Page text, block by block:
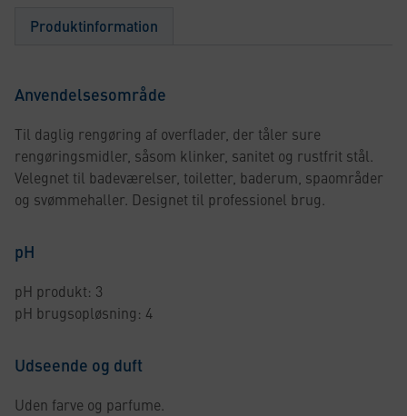
Produktinformation
Anvendelsesområde
Til daglig rengøring af overflader, der tåler sure
rengøringsmidler, såsom klinker, sanitet og rustfrit stål.
Velegnet til badeværelser, toiletter, baderum, spaområder
og svømmehaller. Designet til professionel brug.
pH
pH produkt: 3
pH brugsopløsning: 4
Udseende og duft
Uden farve og parfume.